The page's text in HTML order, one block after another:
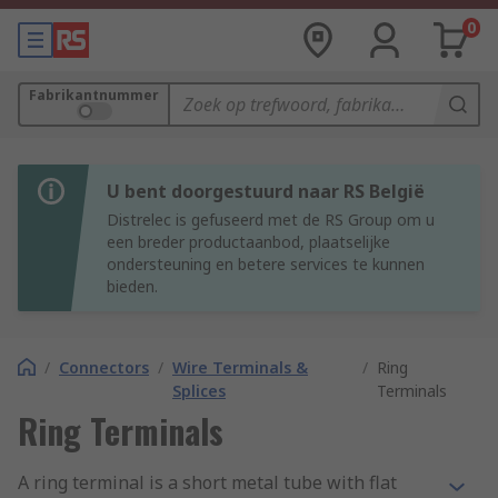
0
Fabrikantnummer
U bent doorgestuurd naar RS België
Distrelec is gefuseerd met de RS Group om u
een breder productaanbod, plaatselijke
ondersteuning en betere services te kunnen
bieden.
/ Connectors / Wire Terminals &
Splices
/ Ring
Terminals
Ring Terminals
A ring terminal is a short metal tube with flat